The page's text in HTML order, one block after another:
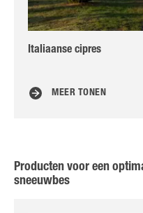
Italiaanse cipres
MEER TONEN
Producten voor een
sneeuwbes